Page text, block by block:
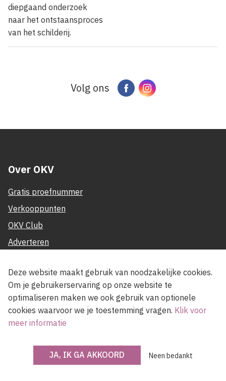
diepgaand onderzoek
naar het ontstaansproces
van het schilderij.
Volg ons FacebookInstagram
Over OKV
Gratis proefnummer
Verkooppunten
OKV Club
Adverteren
Medewerkers
Raad van bestuur
Partners
Contact
Abonneer je op OKV
Deze website maakt gebruik van noodzakelijke cookies.
Om je gebruikerservaring op onze website te
optimaliseren maken we ook gebruik van optionele
cookies waarvoor we je toestemming vragen. Klik voor
meer informatie
JA, IK GA AKKOORD Neen bedankt